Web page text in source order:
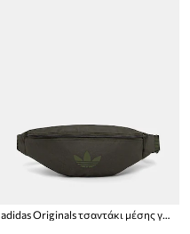
adidas Originals τσαντάκι μέσης γυναικείο Adicolor